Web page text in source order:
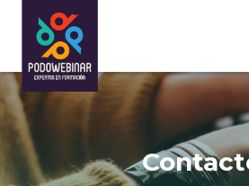
contenido